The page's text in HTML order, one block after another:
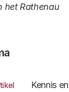
het Rathenau
Kennis